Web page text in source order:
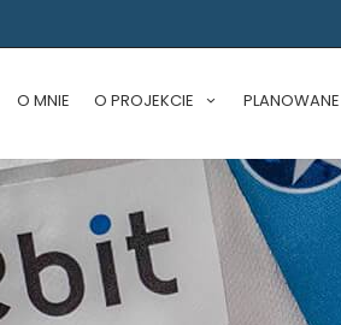
O MNIE O PROJEKCIE